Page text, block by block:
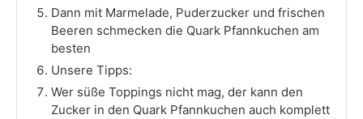
Dann mit Marmelade, Puderzucker und frischen
Beeren schmecken die Quark Pfannkuchen am
besten
Unsere Tipps:
Wer süße Toppings nicht mag, der kann den
Zucker in den Quark Pfannkuchen auch komplett